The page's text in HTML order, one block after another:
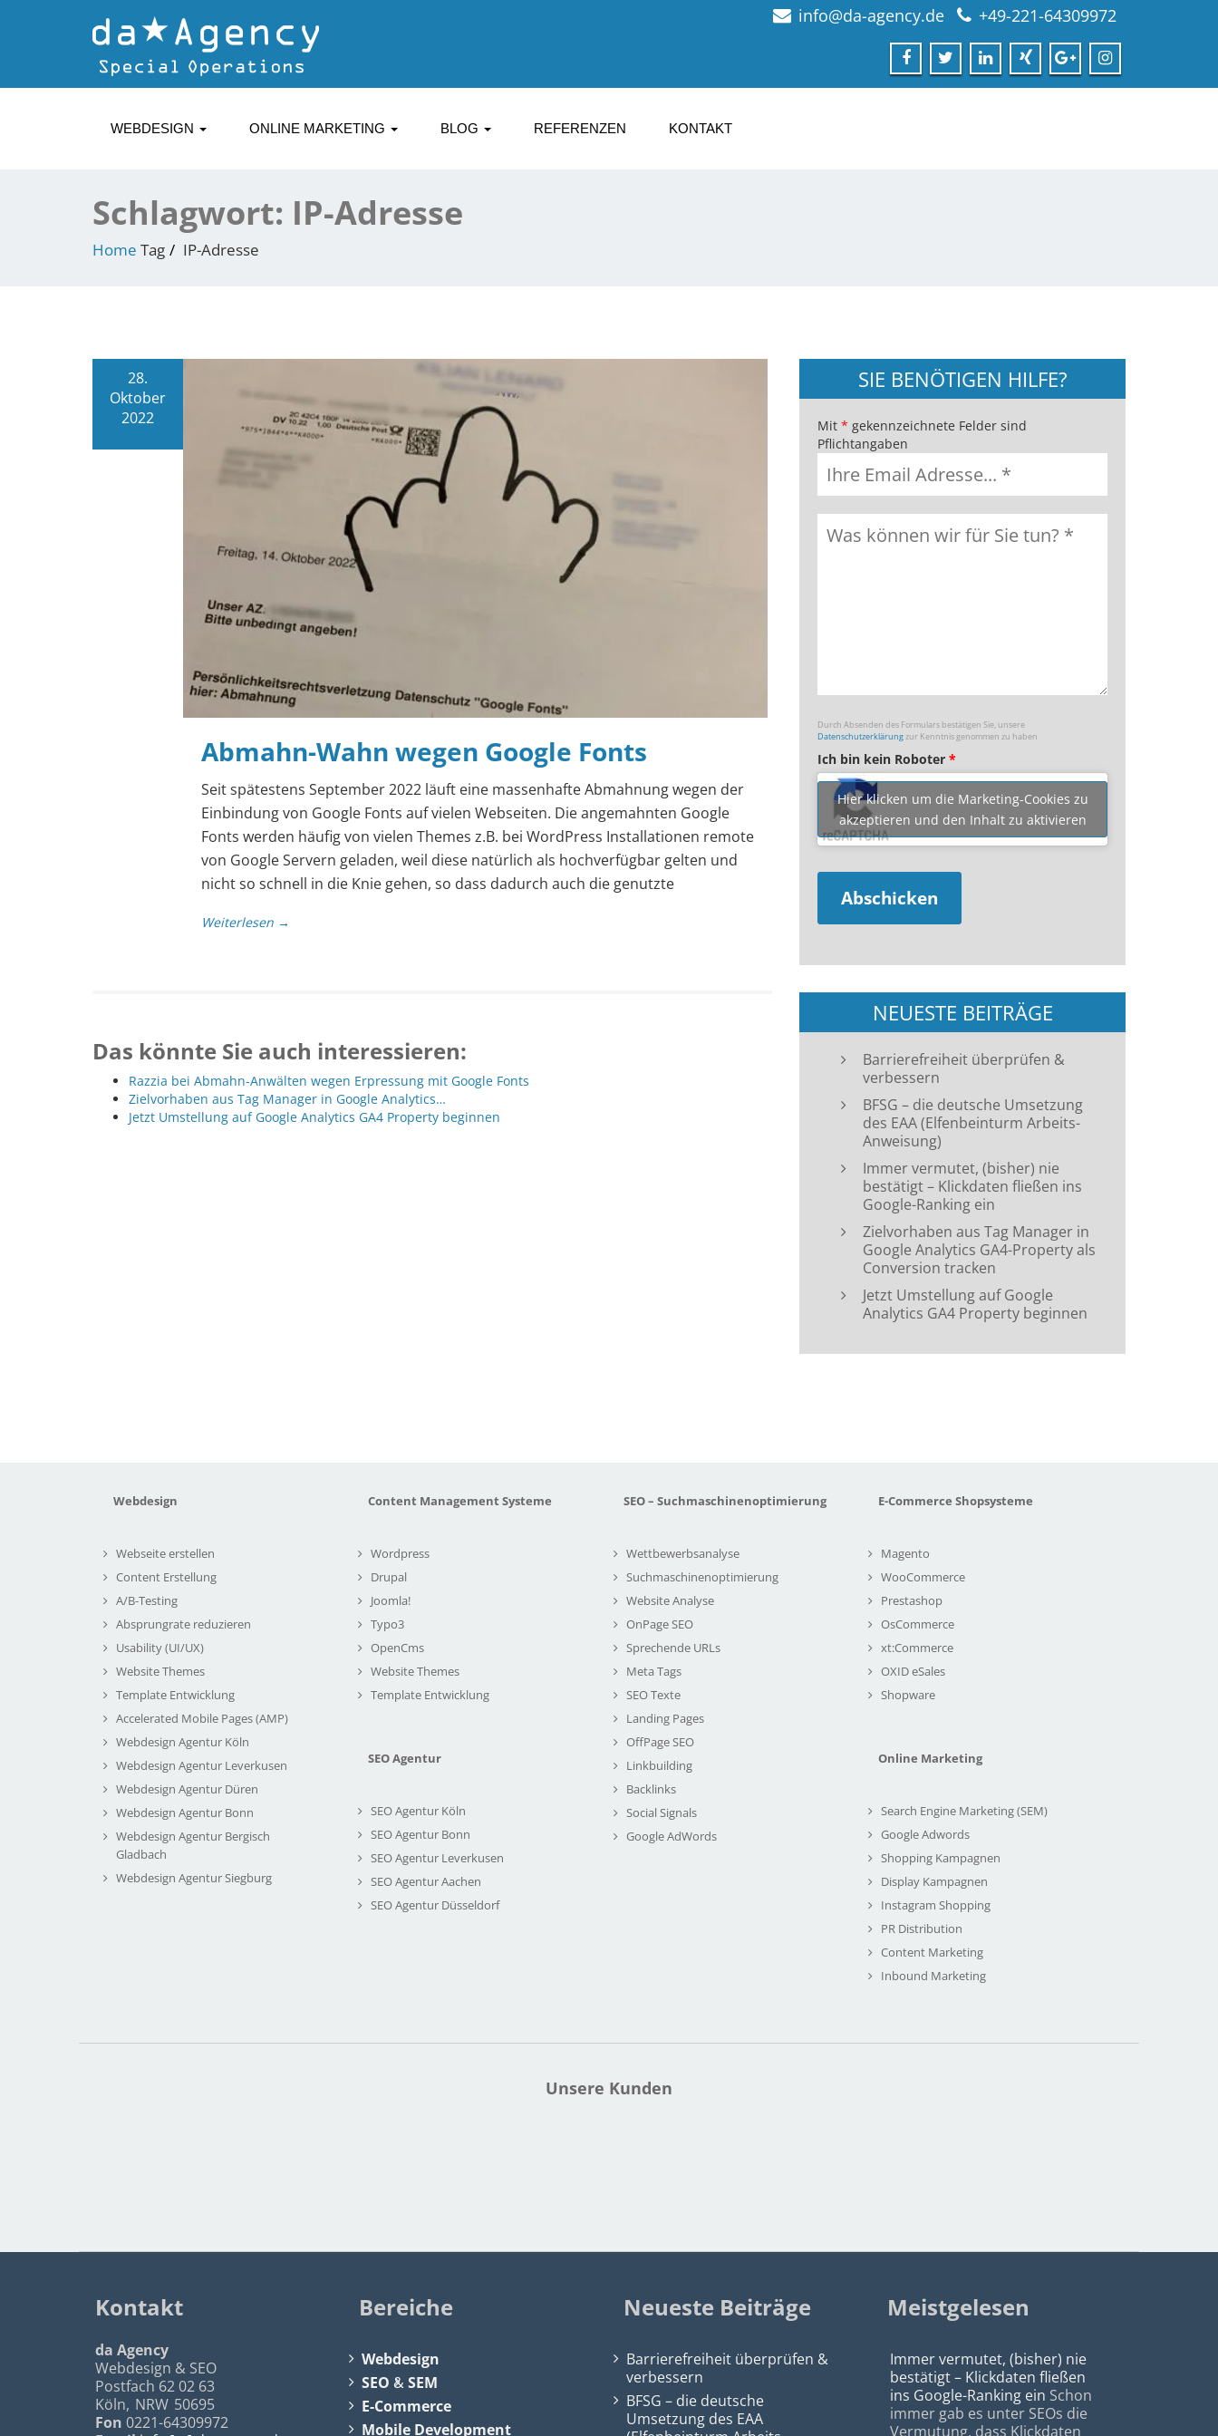
info@da-agency.de +49-221-64309972
WEBDESIGN ONLINE MARKETING BLOG REFERENZEN KONTAKT
Schlagwort: IP-Adresse
Home Tag IP-Adresse
28.
Oktober
2022
Abmahn-Wahn wegen Google Fonts
Seit spätestens September 2022 läuft eine massenhafte Abmahnung wegen der
Einbindung von Google Fonts auf vielen Webseiten. Die angemahnten Google
Fonts werden häufig von vielen Themes z.B. bei WordPress Installationen remote
von Google Servern geladen, weil diese natürlich als hochverfügbar gelten und
nicht so schnell in die Knie gehen, so dass dadurch auch die genutzte
Weiterlesen →
Das könnte Sie auch interessieren:
Razzia bei Abmahn-Anwälten wegen Erpressung mit Google Fonts
Zielvorhaben aus Tag Manager in Google Analytics…
Jetzt Umstellung auf Google Analytics GA4 Property beginnen
SIE BENÖTIGEN HILFE?
Mit * gekennzeichnete Felder sind
Pflichtangaben
Durch Absenden des Formulars bestätigen Sie, unsere
Datenschutzerklärungzur Kenntnis genommen zu haben
Ich bin kein Roboter *
Hier klicken um die Marketing-Cookies zu
akzeptieren und den Inhalt zu aktivieren
NEUESTE BEITRÄGE
Barrierefreiheit überprüfen &
verbessern
BFSG – die deutsche Umsetzung
des EAA (Elfenbeinturm Arbeits-
Anweisung)
Immer vermutet, (bisher) nie
bestätigt – Klickdaten fließen ins
Google-Ranking ein
Zielvorhaben aus Tag Manager in
Google Analytics GA4-Property als
Conversion tracken
Jetzt Umstellung auf Google
Analytics GA4 Property beginnen
Webdesign
Webseite erstellen
Content Erstellung
A/B-Testing
Absprungrate reduzieren
Usability (UI/UX)
Website Themes
Template Entwicklung
Accelerated Mobile Pages (AMP)
Webdesign Agentur Köln
Webdesign Agentur Leverkusen
Webdesign Agentur Düren
Webdesign Agentur Bonn
Webdesign Agentur Bergisch
Gladbach
Webdesign Agentur Siegburg
Content Management Systeme
Wordpress
Drupal
Joomla!
Typo3
OpenCms
Website Themes
Template Entwicklung
SEO Agentur
SEO Agentur Köln
SEO Agentur Bonn
SEO Agentur Leverkusen
SEO Agentur Aachen
SEO Agentur Düsseldorf
SEO – Suchmaschinenoptimierung
Wettbewerbsanalyse
Suchmaschinenoptimierung
Website Analyse
OnPage SEO
Sprechende URLs
Meta Tags
SEO Texte
Landing Pages
OffPage SEO
Linkbuilding
Backlinks
Social Signals
Google AdWords
E-Commerce Shopsysteme
Magento
WooCommerce
Prestashop
OsCommerce
xt:Commerce
OXID eSales
Shopware
Online Marketing
Search Engine Marketing (SEM)
Google Adwords
Shopping Kampagnen
Display Kampagnen
Instagram Shopping
PR Distribution
Content Marketing
Inbound Marketing
Unsere Kunden
Kontakt
da Agency
Webdesign & SEO
Postfach 62 02 63
Köln, NRW 50695
Fon 0221-64309972
Bereiche
Webdesign
SEO &SEM
E-Commerce
Mobile Development
Neueste Beiträge
Barrierefreiheit überprüfen &
verbessern
BFSG – die deutsche
Umsetzung des EAA
Meistgelesen
Immer vermutet, (bisher) nie
bestätigt – Klickdaten fließen
ins Google-Ranking ein Schon
immer gab es unter SEOs die
Vermutung, dass Klickdaten